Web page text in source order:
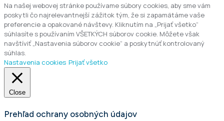
Na našej webovej stránke používame súbory cookies, aby sme vám
poskytli čo najrelevantnejší zážitok tým, že si zapamätáme vaše
preferencie a opakované návštevy. Kliknutím na „Prijať všetko“
súhlasíte s používaním VŠETKÝCH súborov cookie. Môžete však
navštíviť „Nastavenia súborov cookie“ a poskytnúť kontrolovaný
súhlas.
Nastavenia cookies Prijať všetko
Close
Prehľad ochrany osobných údajov